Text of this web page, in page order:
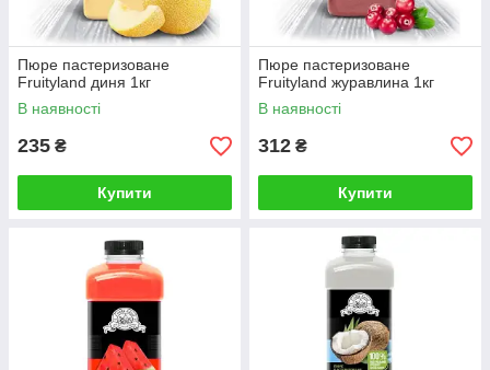
Пюре пастеризоване
Fruityland диня 1кг
В наявності
235 ₴
Купити
Пюре пастеризоване
Fruityland журавлина 1кг
В наявності
312 ₴
Купити